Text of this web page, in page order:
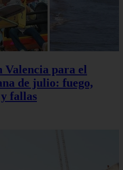
Valencia para el
de julio: fuego,
fallas